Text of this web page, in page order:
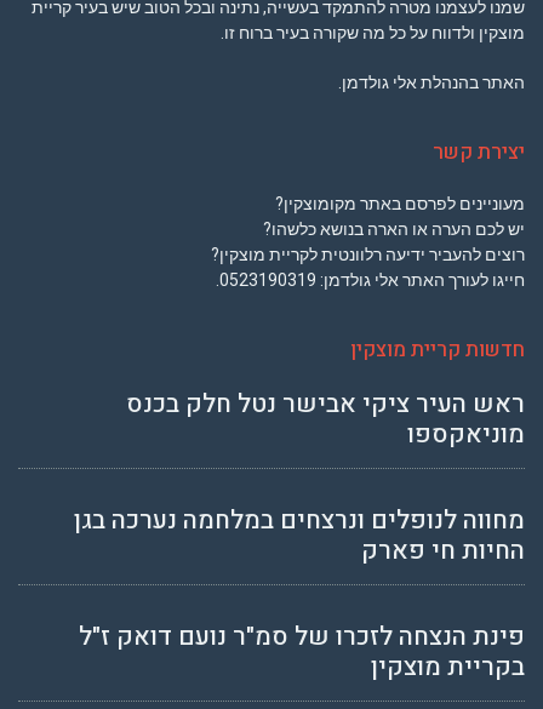
שמנו לעצמנו מטרה להתמקד בעשייה, נתינה ובכל הטוב שיש בעיר קריית
מוצקין ולדווח על כל מה שקורה בעיר ברוח זו.
האתר בהנהלת אלי גולדמן.
יצירת קשר
מעוניינים לפרסם באתר מקומוצקין?
יש לכם הערה או הארה בנושא כלשהו?
רוצים להעביר ידיעה רלוונטית לקריית מוצקין?
חייגו לעורך האתר אלי גולדמן: 0523190319
.
חדשות קריית מוצקין
ראש העיר ציקי אבישר נטל חלק בכנס
מוניאקספו
מחווה לנופלים ונרצחים במלחמה נערכה בגן
החיות חי פארק
פינת הנצחה לזכרו של סמ"ר נועם דואק ז"ל
בקריית מוצקין